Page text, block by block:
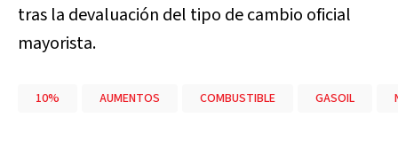
tras la devaluación del tipo de cambio oficial
mayorista.
10% AUMENTOS COMBUSTIBLE GASOIL